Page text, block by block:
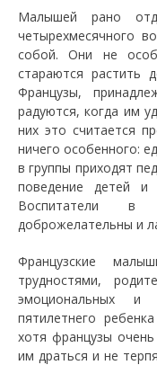
Малышей рано
четырехмесячного
собой. Они не
стараются растить
Французы,
радуются, когда им
них это считается
ничего особенного:
в группы приходят
поведение детей и
Воспитатели в
доброжелательны и
Французские
трудностями,
эмоциональных и
пятилетнего
хотя французы
им драться и не